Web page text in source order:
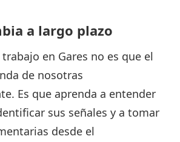
a largo plazo
en Gares no es que el
de nosotras
Es que aprenda a entender
sus señales y a tomar
desde el